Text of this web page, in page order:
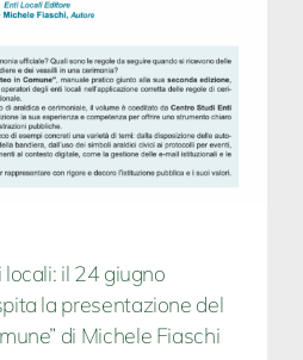
il 24 giugno
la presentazione del
di Michele Fiaschi